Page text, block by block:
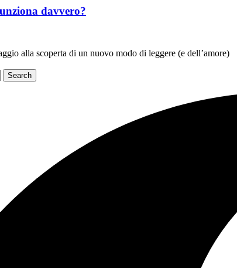
davvero?
alla scoperta di un nuovo modo di leggere (e dell’amore)